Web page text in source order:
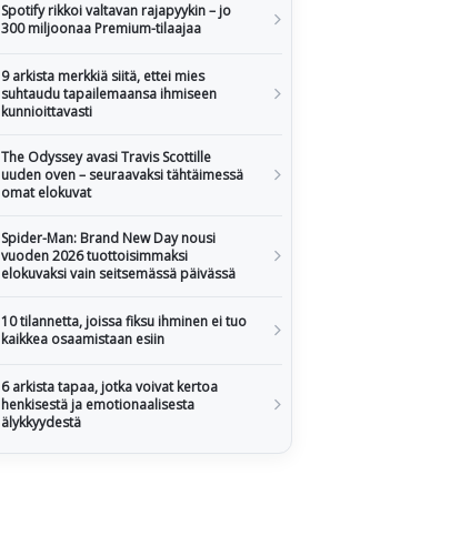
Spotify rikkoi valtavan rajapyykin – jo
300 miljoonaa Premium-tilaajaa
9 arkista merkkiä siitä, ettei mies
suhtaudu tapailemaansa ihmiseen
kunnioittavasti
The Odyssey avasi Travis Scottille
uuden oven – seuraavaksi tähtäimessä
omat elokuvat
Spider-Man: Brand New Day nousi
vuoden 2026 tuottoisimmaksi
elokuvaksi vain seitsemässä päivässä
10 tilannetta, joissa fiksu ihminen ei tuo
kaikkea osaamistaan esiin
6 arkista tapaa, jotka voivat kertoa
henkisestä ja emotionaalisesta
älykkyydestä